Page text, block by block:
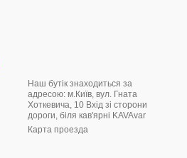
Наш бутік знаходиться за
адресою: м.Київ, вул. Гната
Хоткевича, 10 Вхід зі сторони
дороги, біля кав'ярні KAVAvar
Карта проезда